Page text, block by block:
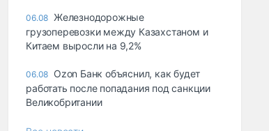
06.08 Железнодорожные
грузоперевозки между Казахстаном и
Китаем выросли на 9,2%
06.08 Ozon Банк объяснил, как будет
работать после попадания под санкции
Великобритании